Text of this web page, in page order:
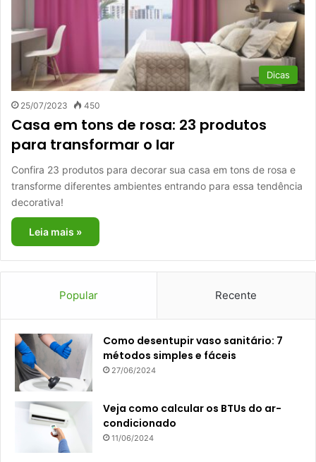
Dicas
25/07/2023 450
Casa em tons de rosa: 23 produtos
para transformar o lar
Confira 23 produtos para decorar sua casa em tons de rosa e
transforme diferentes ambientes entrando para essa tendência
decorativa!
Leia mais »
Popular Recente
Como desentupir vaso sanitário: 7
métodos simples e fáceis
27/06/2024
Veja como calcular os BTUs do ar-
condicionado
11/06/2024